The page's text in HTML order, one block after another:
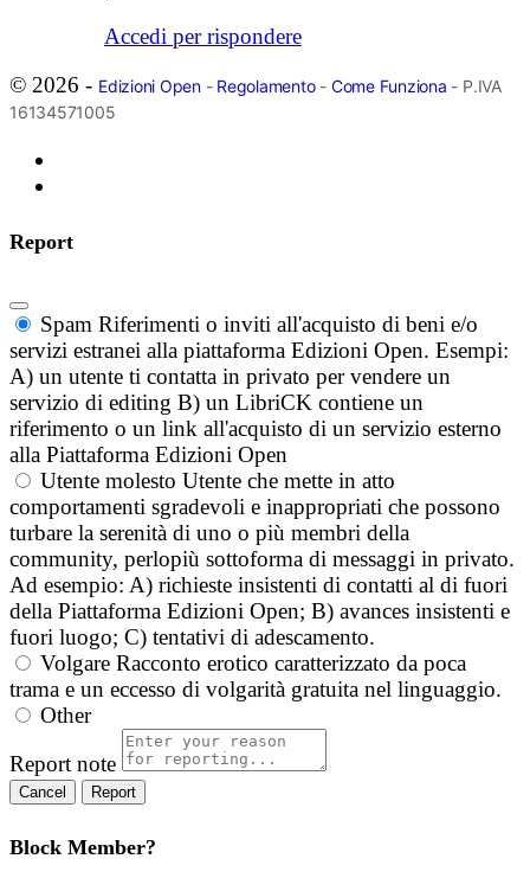
Accedi per rispondere
© 2026 - Edizioni Open- Regolamento- Come Funziona - P.IVA
16134571005
Report
Spam Riferimenti o inviti all'acquisto di beni e/o
servizi estranei alla piattaforma Edizioni Open. Esempi:
A) un utente ti contatta in privato per vendere un
servizio di editing B) un LibriCK contiene un
riferimento o un link all'acquisto di un servizio esterno
alla Piattaforma Edizioni Open
Utente molesto Utente che mette in atto
comportamenti sgradevoli e inappropriati che possono
turbare la serenità di uno o più membri della
community, perlopiù sottoforma di messaggi in privato.
Ad esempio: A) richieste insistenti di contatti al di fuori
della Piattaforma Edizioni Open; B) avances insistenti e
fuori luogo; C) tentativi di adescamento.
Volgare Racconto erotico caratterizzato da poca
trama e un eccesso di volgarità gratuita nel linguaggio.
Other
Report note
Report
Block Member?